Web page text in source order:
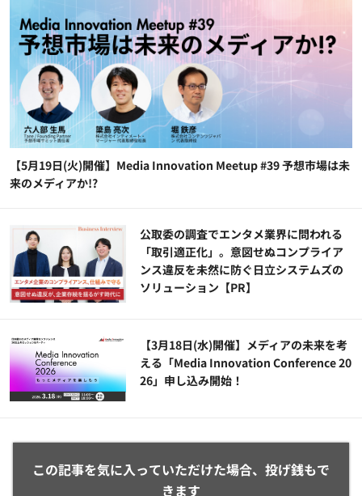
【5月19日(火)開催】Media Innovation Meetup #39 予想市場は未
来のメディアか!?
公​​取委の調査でエンタメ業界に問われる
「取引適正化」。意図せぬコンプライア
ンス違反を未然に防ぐ日立システムズの
ソリューション​【PR】
【3月18日(水)開催】メディアの未来を考
える「Media Innovation Conference 20
26」申し込み開始！
この記事を気に入っていただけた場合、投げ銭もで
きます